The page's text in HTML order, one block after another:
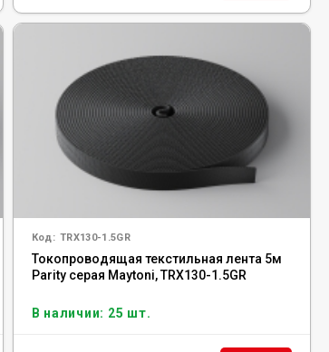
Код: TRX130-1.5GR
Токопроводящая текстильная лента 5м
Parity серая Maytoni, TRX130-1.5GR
В наличии: 25 шт.